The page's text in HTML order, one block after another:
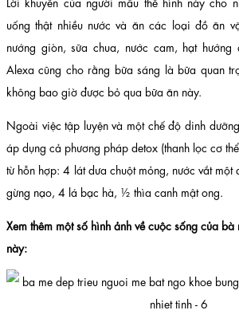
uống thật nhiều nước và ăn các loại đồ ăn
nướng giòn, sữa chua, nước cam, hạt hướng
Alexa cũng cho rằng bữa sáng là bữa quan
không bao giờ được bỏ qua bữa ăn này.
Ngoài việc tập luyện và một chế độ dinh
áp dụng cả phương pháp detox (thanh lọc cơ
từ hỗn hợp: 4 lát dưa chuột mỏng, nước vắt
gừng nạo, 4 lá bạc hà, ½ thìa canh mật ong.
Xem thêm một số hình ảnh về cuộc sống của
này: